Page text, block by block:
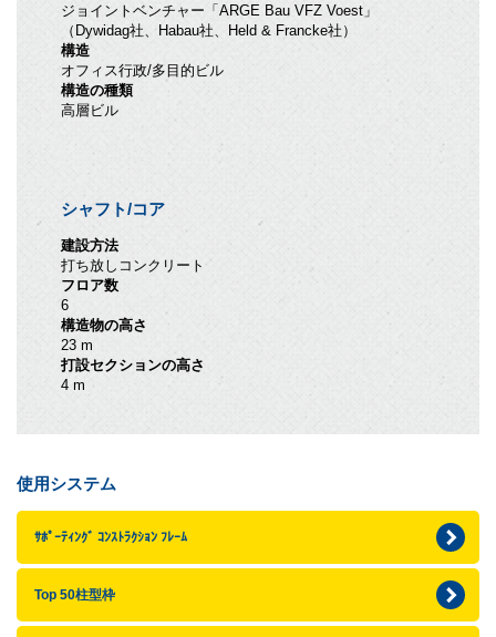
ジョイントベンチャー「ARGE Bau VFZ Voest」
（Dywidag社、Habau社、Held & Francke社）
構造
オフィス行政/多目的ビル
構造の種類
高層ビル
シャフト/コア
建設方法
打ち放しコンクリート
フロア数
6
構造物の高さ
23 m
打設セクションの高さ
4 m
使用システム
ｻﾎﾟｰﾃｨﾝｸﾞ ｺﾝｽﾄﾗｸｼｮﾝ ﾌﾚｰﾑ
Top 50柱型枠